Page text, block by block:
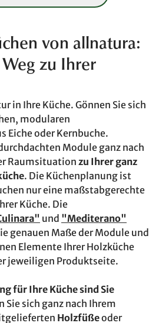
von allnatura:
zu Ihrer
in Ihre Küche. Gönnen Sie sich
modularen
Eiche oder Kernbuche.
Module ganz nach
Raumsituation zu Ihrer ganz
. Die Küchenplanung ist
nur eine maßstabgerechte
Küche. Die
und "Mediterano"
genauen Maße der Module und
Elemente Ihrer Holzküche
jeweiligen Produktseite.
für Ihre Küche sind Sie
Sie sich ganz nach Ihrem
Holzfüßeoder